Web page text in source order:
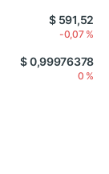
$ 591,52
-0,07 %
$ 0,99976378
0 %